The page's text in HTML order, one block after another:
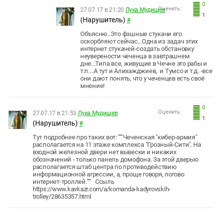
0
1
Оценить:
27.07.17 в 21:20 Лука Мудищев
(Нарушитель) #
Объясню..Это фэшные стукачи его
оскорбляют сейчас...Одна из задач этих
интернет стукачей-создать обстановку
неуверености чеченца в завтрашнем
дне...Типа все, живущие в Чечне это рабы и
т.п....А тут и Алихажджиев, и Тумсо и т.д. -все
они дают понять, что у чеченцев есть своё
мнение!
0
1
Оценить:
27.07.17 в 21:53 Лука Мудищев
(Нарушитель) #
Тут подробнее про таких вот: """Чеченская "кибер-армия"
располагается на 11 этаже комплекса "Грозный-Сити". На
входной железной двери нет вывески и никаких
обозначений - только панель домофона. За этой дверью
располагается штаб центра по противодействию
информационной агрессии, а, проще говоря, логово
интернет-троллей.""" Ссыль
https://www.kavkazr.com/a/komanda-kadyrovskih-
trolley/28635357.html